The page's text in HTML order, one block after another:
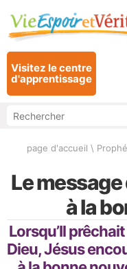
Visitez le centre
d'apprentissage
page d'accueil \
Le
à la
Lorsqu’Il
Dieu, Jésus